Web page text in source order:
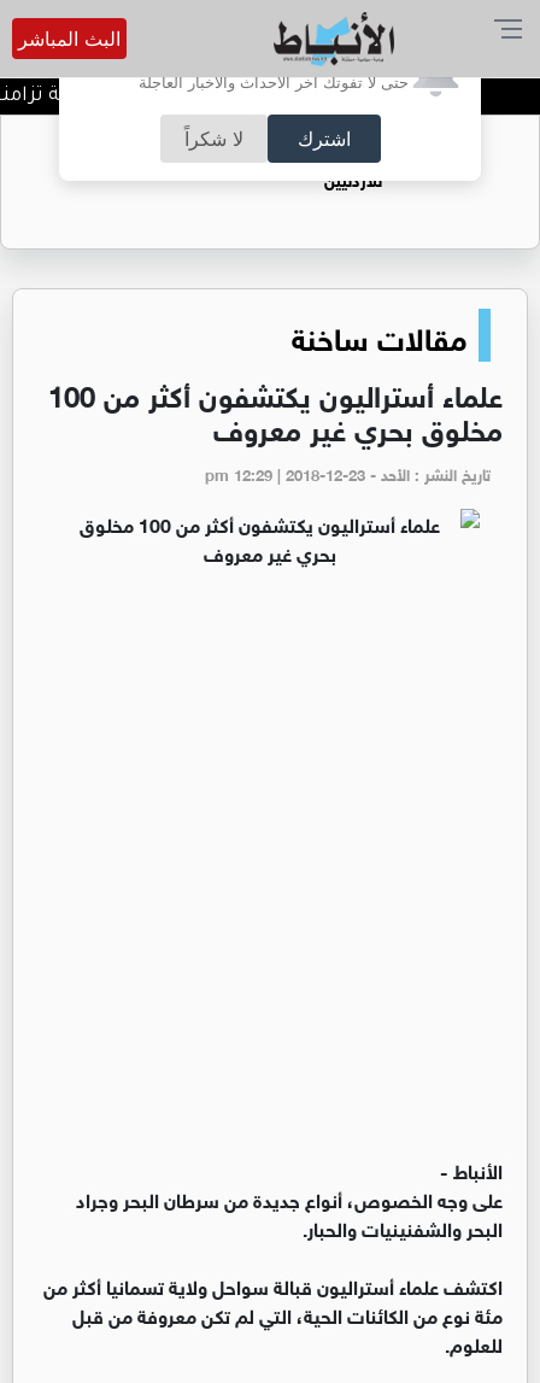
أترغب في تفعيل الإشعارات؟
حتى لا تفوتك آخر الأحداث والأخبار العاجلة
اشترك لا شكراً
البث المباشر
خطة أمنية ومرورية شاملة تزامنا
حقل الريشة حين يتحول الغاز إلى فرص عمل
للأردنيين
مقالات ساخنة
علماء أستراليون يكتشفون أكثر من 100
مخلوق بحري غير معروف
تاريخ النشر : الأحد - pm 12:29 | 2018-12-23
الأنباط -
على وجه الخصوص، أنواع جديدة من سرطان البحر وجراد
البحر والشفنينيات والحبار.
اكتشف علماء أستراليون قبالة سواحل ولاية تسمانيا أكثر من
مئة نوع من الكائنات الحية، التي لم تكن معروفة من قبل
للعلوم.